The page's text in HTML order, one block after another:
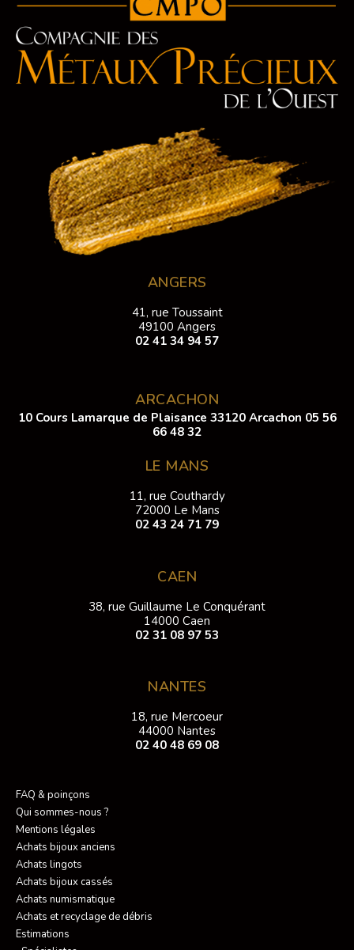
ANGERS
41, rue Toussaint
49100 Angers
02 41 34 94 57
ARCACHON
10 Cours Lamarque de Plaisance 33120 Arcachon 05 56
66 48 32
LE MANS
11, rue Couthardy
72000 Le Mans
02 43 24 71 79
CAEN
38, rue Guillaume Le Conquérant
14000 Caen
02 31 08 97 53
NANTES
18, rue Mercoeur
44000 Nantes
02 40 48 69 08
FAQ & poinçons
Qui sommes-nous ?
Mentions légales
Achats bijoux anciens
Achats lingots
Achats bijoux cassés
Achats numismatique
Achats et recyclage de débris
Estimations